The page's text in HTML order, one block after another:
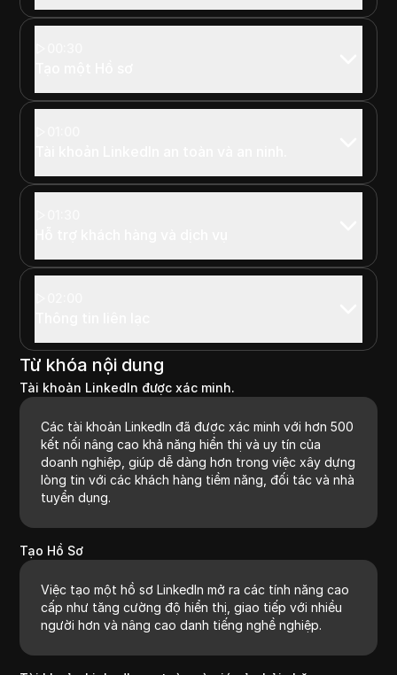
Từ khóa nội dung
Tài khoản LinkedIn được xác minh.
Các tài khoản LinkedIn đã được xác minh với hơn 500
kết nối nâng cao khả năng hiển thị và uy tín của
doanh nghiệp, giúp dễ dàng hơn trong việc xây dựng
lòng tin với các khách hàng tiềm năng, đối tác và nhà
tuyển dụng.
Tạo Hồ Sơ
Việc tạo một hồ sơ LinkedIn mở ra các tính năng cao
cấp như tăng cường độ hiển thị, giao tiếp với nhiều
người hơn và nâng cao danh tiếng nghề nghiệp.